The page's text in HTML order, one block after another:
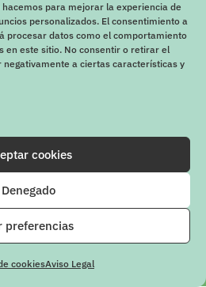
para mejorar la experiencia de
personalizados. El consentimiento a
procesar datos como el comportamiento
en este sitio. No consentir o retirar el
a ciertas características y
cookies
Denegado
preferencias
cookiesAviso Legal
| Diseño y desarrollo